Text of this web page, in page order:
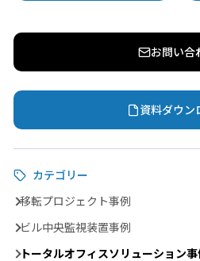
お問い合
資料ダウン
カテゴリー
移転プロジェクト事例
ビル中央監視装置事例
トータルオフィスソリューション